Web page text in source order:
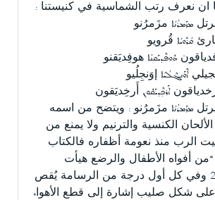
ان نعرف رتب الشماسية في كنيستنا :
ܡܙܰܡܪܳܢܳܐ مزَمرُنو : ويتضح من اسمه
الكنسية والترنيم ولا يمنع من
الرب منذ نعومة أظفاره فالكتاب
أفواه الأطفال والرضع هيأت
تسبيحاً”. مز 8: 2 وفي كل أول درجة من الرسامة يُقص
شكل صليب إشارة إلى قطع الأهواء